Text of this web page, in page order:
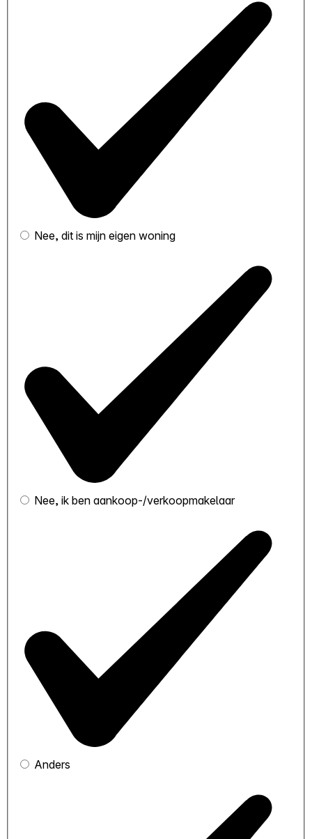
Nee, dit is mijn eigen woning
Nee, ik ben aankoop-/verkoopmakelaar
Anders